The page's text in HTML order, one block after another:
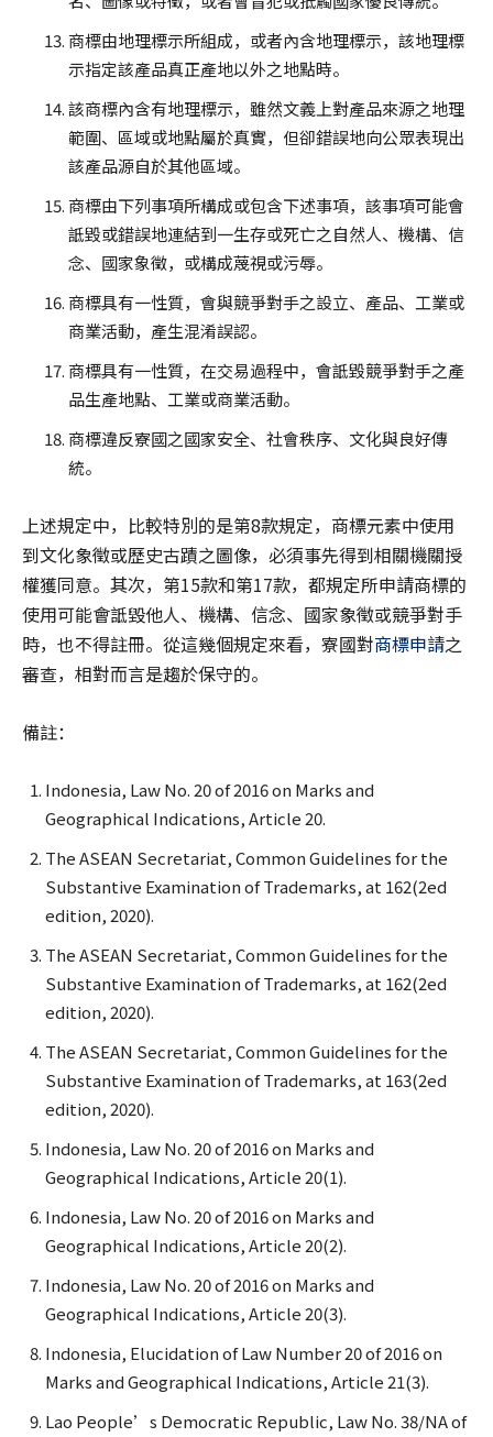
商標由地理標示所組成，或者內含地理標示，該地理標
示指定該產品真正產地以外之地點時。
該商標內含有地理標示，雖然文義上對產品來源之地理
範圍、區域或地點屬於真實，但卻錯誤地向公眾表現出
該產品源自於其他區域。
商標由下列事項所構成或包含下述事項，該事項可能會
詆毀或錯誤地連結到一生存或死亡之自然人、機構、信
念、國家象徵，或構成蔑視或污辱。
商標具有一性質，會與競爭對手之設立、產品、工業或
商業活動，產生混淆誤認。
商標具有一性質，在交易過程中，會詆毀競爭對手之產
品生產地點、工業或商業活動。
商標違反寮國之國家安全、社會秩序、文化與良好傳
統。
上述規定中，比較特別的是第8款規定，商標元素中使用
到文化象徵或歷史古蹟之圖像，必須事先得到相關機關授
權獲同意。其次，第15款和第17款，都規定所申請商標的
使用可能會詆毀他人、機構、信念、國家象徵或競爭對手
時，也不得註冊。從這幾個規定來看，寮國對商標申請之
審查，相對而言是趨於保守的。
備註：
Indonesia, Law No. 20 of 2016 on Marks and
Geographical Indications, Article 20.
The ASEAN Secretariat, Common Guidelines for the
Substantive Examination of Trademarks, at 162(2ed
edition, 2020).
The ASEAN Secretariat, Common Guidelines for the
Substantive Examination of Trademarks, at 162(2ed
edition, 2020).
The ASEAN Secretariat, Common Guidelines for the
Substantive Examination of Trademarks, at 163(2ed
edition, 2020).
Indonesia, Law No. 20 of 2016 on Marks and
Geographical Indications, Article 20(1).
Indonesia, Law No. 20 of 2016 on Marks and
Geographical Indications, Article 20(2).
Indonesia, Law No. 20 of 2016 on Marks and
Geographical Indications, Article 20(3).
Indonesia, Elucidation of Law Number 20 of 2016 on
Marks and Geographical Indications, Article 21(3).
Lao People’s Democratic Republic, Law No. 38/NA of